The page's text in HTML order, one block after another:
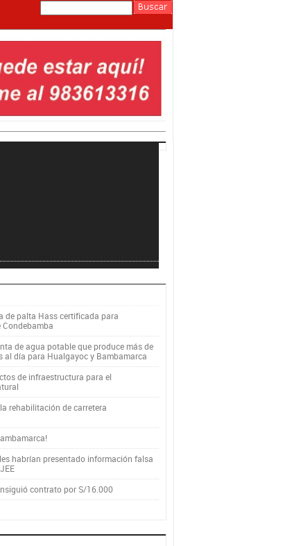
de palta Hass certificada para
Condebamba
de agua potable que produce más de
al día para Hualgayoc y Bambamarca
de infraestructura para el
rehabilitación de carretera
habrían presentado información falsa
contrato por S/16.000